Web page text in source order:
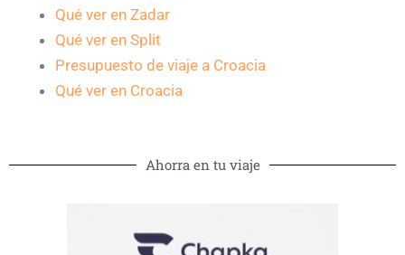
Qué ver en Zadar
Qué ver en Split
Presupuesto de viaje a Croacia
Qué ver en Croacia
Ahorra en tu viaje